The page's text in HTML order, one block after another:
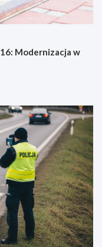
Modernizacja w